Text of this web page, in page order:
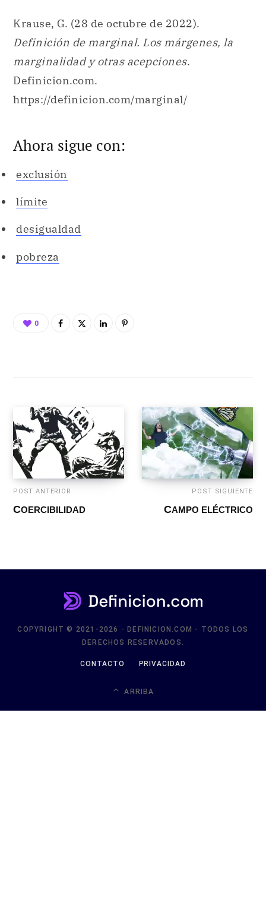
Krause, G. (28 de octubre de 2022).
Definición de marginal. Los márgenes, la
marginalidad y otras acepciones.
Definicion.com.
https://definicion.com/marginal/
Ahora sigue con:
exclusión
límite
desigualdad
pobreza
0
POST ANTERIOR
COERCIBILIDAD
POST SIGUIENTE
CAMPO ELÉCTRICO
COPYRIGHT © 2021-2026 - DEFINICION.COM - TODOS LOS
DERECHOS RESERVADOS.
CONTACTO PRIVACIDAD
ARRIBA